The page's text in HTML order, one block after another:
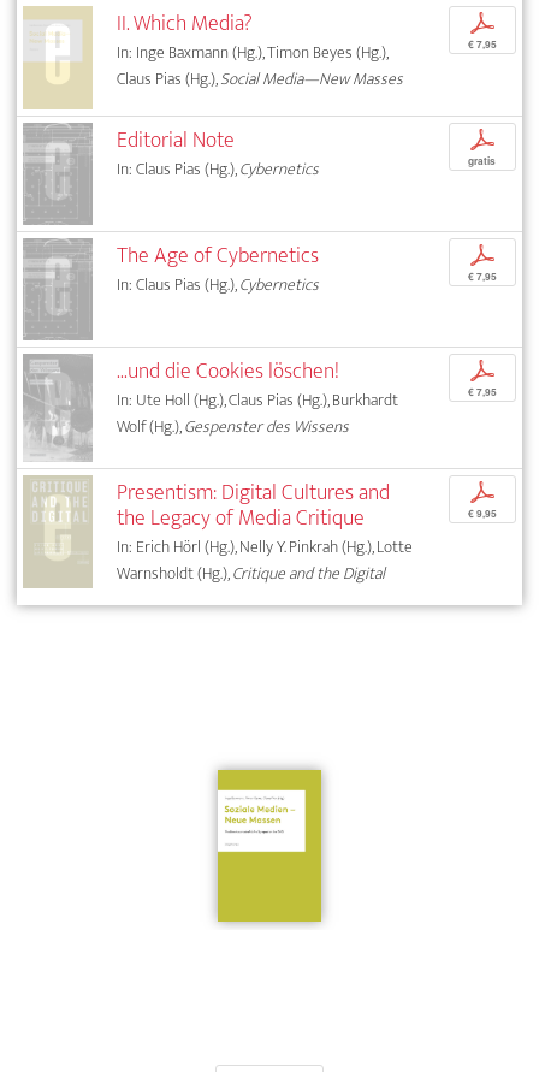
II. Which Media?
In: Inge Baxmann (Hg.), Timon Beyes (Hg.),
Claus Pias (Hg.),Social Media—New Masses
p
€ 7,95
Editorial Note
In: Claus Pias (Hg.),Cybernetics
p
gratis
The Age of Cybernetics
In: Claus Pias (Hg.),Cybernetics
p
€ 7,95
...und die Cookies löschen!
In: Ute Holl (Hg.), Claus Pias (Hg.), Burkhardt
Wolf (Hg.),Gespenster des Wissens
p
€ 7,95
Presentism: Digital Cultures and
the Legacy of Media Critique
In: Erich Hörl (Hg.), Nelly Y. Pinkrah (Hg.), Lotte
Warnsholdt (Hg.),Critique and the Digital
p
€ 9,95